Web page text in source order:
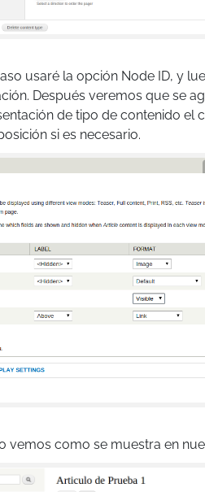
usaré la opción Node ID, y
Después veremos que se
de tipo de contenido el
si es necesario.
vemos como se muestra en